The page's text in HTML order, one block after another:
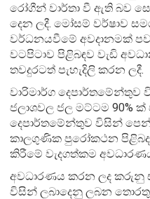
රෝගීන් වාර්තා වී ඇති බව
දෙන ලදී. මෝසම් වර්ෂාව
වර්ධනයවීමේ අවදානමක්
වටපිටාව පිළිබඳව වැඩි
තවදුරටත් පැහැදිලි කරන ලදී.
වාරිමාර්ග
ජලාශවල ජල මට්ටම 90%
දෙපාර්තමේන්තුව විසින්
කාලගුණික පුරෝකථන
කිරීමේ වැදගත්කම
අවධාරණය කරන ලද කරුනු
විසින් ලබාදෙනු ලබන